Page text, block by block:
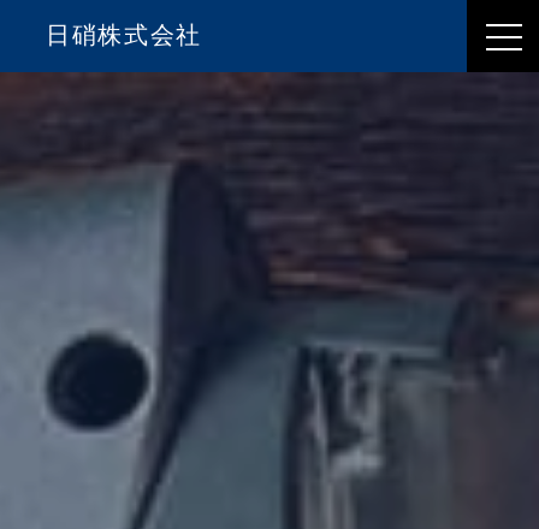
日硝株式会社